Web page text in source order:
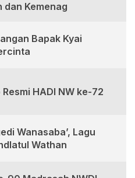
dan Kemenag
Bapak Kyai
HADI NW ke-72
Wanasaba’, Lagu
Wathan